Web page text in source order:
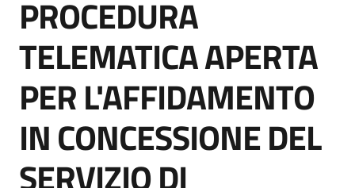
Piattaforme
telematiche
English
site
PROCEDURA
TELEMATICA APERTA
PER L'AFFIDAMENTO
IN CONCESSIONE DEL